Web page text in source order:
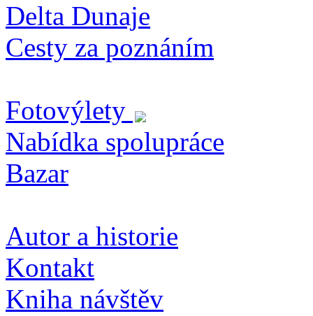
Delta Dunaje
Cesty za poznáním
Fotovýlety
Nabídka spolupráce
Bazar
Autor a historie
Kontakt
Kniha návštěv